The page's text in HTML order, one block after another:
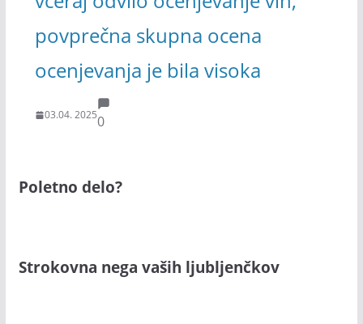
povprečna skupna ocena
ocenjevanja je bila visoka
03.04. 20250
Poletno delo?
Strokovna nega vaših ljubljenčkov